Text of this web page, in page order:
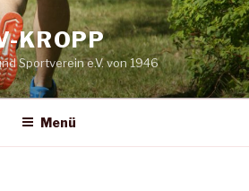
KROPP
Sportverein e.V. von 1946
Menü